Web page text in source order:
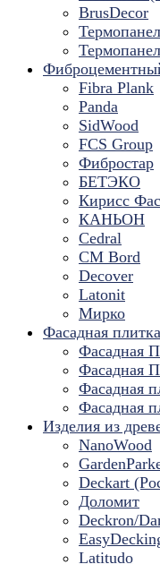
BrusDecor
Fibra Plank
Panda
SidWood
FCS Group
Фибростар
БЕТЭКО
Кирисс
КАНЬОН
Cedral
CM Bord
Decover
Latonit
Мирко
Фасадная плитка
Фасадная
Фасадная
Фасадная
Фасадная
Изделия из
NanoWood
Deckart
Доломит
Deckron/
Latitudo